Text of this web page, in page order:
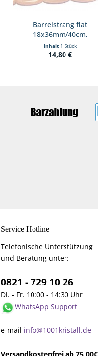
Barrelstrang flat
18x36mm/40cm,
Rosenquarz
Inhalt 1 Stück
14,80 €
Service Hotline
Telefonische Unterstützung
und Beratung unter:
0821 - 729 10 26
Di. - Fr. 10:00 - 14:30 Uhr
WhatsApp Support
e-mail info@1001kristall.de
Versandkostenfrei ab 75,00€